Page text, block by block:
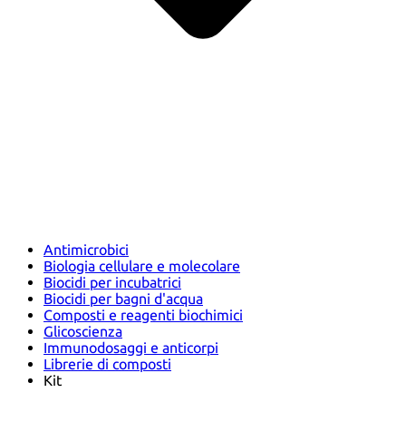
Antimicrobici
Biologia cellulare e molecolare
Biocidi per incubatrici
Biocidi per bagni d'acqua
Composti e reagenti biochimici
Glicoscienza
Immunodosaggi e anticorpi
Librerie di composti
Kit